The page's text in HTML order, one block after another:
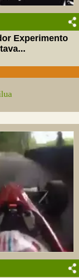
Experimento